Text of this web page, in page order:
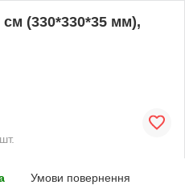
см (330*330*35 мм),
Умови повернення